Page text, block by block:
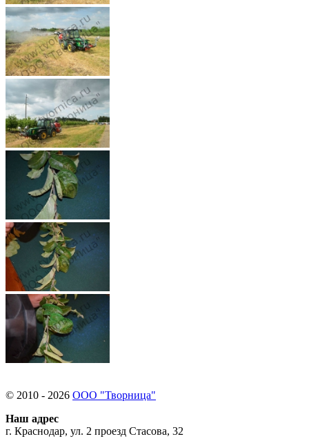
© 2010 - 2026 ООО "Творница"
Наш адрес
г. Краснодар, ул. 2 проезд Стасова, 32